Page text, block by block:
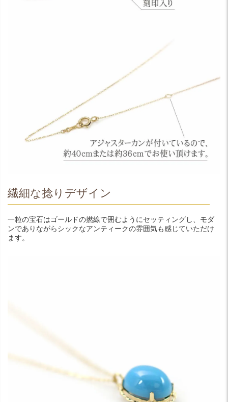
繊細な捻りデザイン
一粒の宝石はゴールドの撚線で囲むようにセッティングし、モダ
ンでありながらシックなアンティークの雰囲気も感じていただけ
ます。